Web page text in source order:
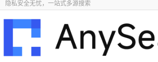
隐私安全无忧，一站式多源搜索